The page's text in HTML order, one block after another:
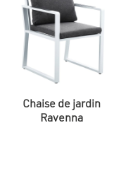
Chaise de jardin
Ravenna